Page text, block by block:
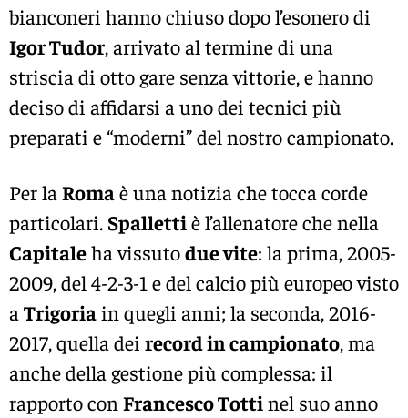
bianconeri hanno chiuso dopo l’esonero di
Igor Tudor, arrivato al termine di una
striscia di otto gare senza vittorie, e hanno
deciso di affidarsi a uno dei tecnici più
preparati e “moderni” del nostro campionato.
Per la Romaè una notizia che tocca corde
particolari. Spallettiè l’allenatore che nella
Capitaleha vissutodue vite: la prima, 2005-
2009, del 4-2-3-1 e del calcio più europeo visto
a Trigoriain quegli anni; la seconda, 2016-
2017, quella dei record in campionato, ma
anche della gestione più complessa: il
rapporto con Francesco Tottinel suo anno